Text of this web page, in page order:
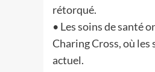
rétorqué.
• Les soins de santé
Charing Cross, où
actuel.